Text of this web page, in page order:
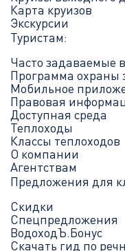
Карта круизов
Экскурсии
Туристам:
Часто задаваемые
Программа охраны
Мобильное
Правовая
Доступная среда
Теплоходы
Классы теплоходов
О компании
Агентствам
Предложения для
Скидки
Спецпредложения
ВодоходЪ.Бонус
Скачать гид по